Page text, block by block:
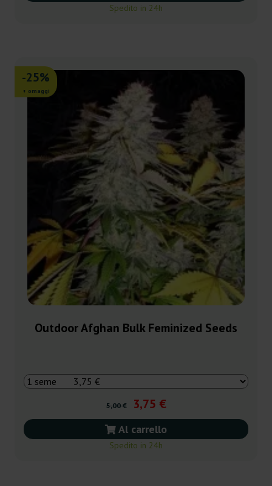
Spedito in 24h
-25%
+ omaggi
Outdoor Afghan Bulk Feminized Seeds
5,00 € 3,75 €
Al carrello
Spedito in 24h